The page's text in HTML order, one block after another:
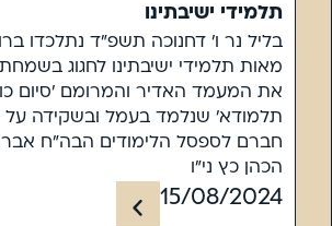
תלמידי ישיבתינו
בליל נר ו' דחנוכה תשפ"ד נתלכדו
מאות תלמידי ישיבתינו לחגוג
את המעמד האדיר והמרומם 'סיום
תלמודא' שנלמד בעמל ובשקידה על
חברם לספסל הלימודים הבה"ח
הכהן כץ ני"ו
15/08/2024